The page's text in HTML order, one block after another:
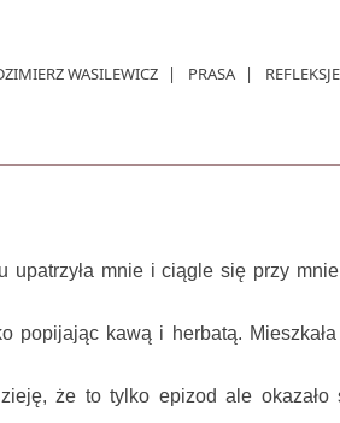
WASILEWICZ PRASA REFLEKSJE
mnie i ciągle się przy mnie
popijając kawą i herbatą.
że to tylko epizod ale okazało